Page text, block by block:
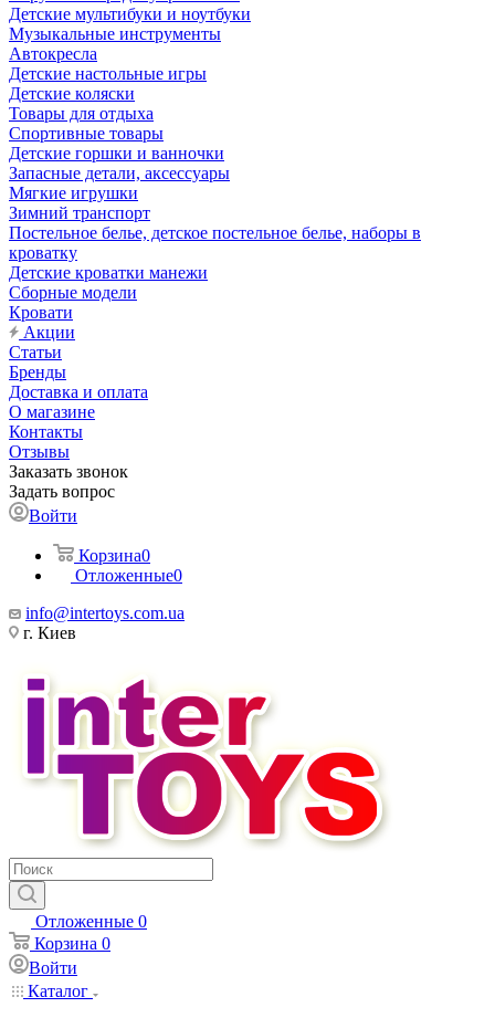
Детские мультибуки и ноутбуки
Музыкальные инструменты
Автокресла
Детские настольные игры
Детские коляски
Товары для отдыха
Спортивные товары
Детские горшки и ванночки
Запасные детали, аксессуары
Мягкие игрушки
Зимний транспорт
Постельное белье, детское постельное белье, наборы в
кроватку
Детские кроватки манежи
Сборные модели
Кровати
Акции
Статьи
Бренды
Доставка и оплата
О магазине
Контакты
Отзывы
Заказать звонок
Задать вопрос
Войти
Корзина0
Отложенные0
info@intertoys.com.ua
г. Киев
Отложенные 0
Корзина 0
Войти
Каталог